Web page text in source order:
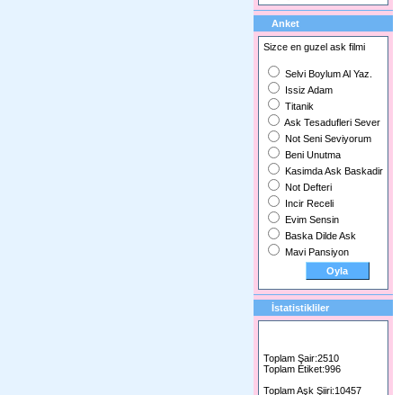
Anket
Sizce en guzel ask filmi
Selvi Boylum Al Yaz.
Issiz Adam
Titanik
Ask Tesadufleri Sever
Not Seni Seviyorum
Beni Unutma
Kasimda Ask Baskadir
Not Defteri
Incir Receli
Evim Sensin
Baska Dilde Ask
Mavi Pansiyon
İstatistikliler
Toplam Şair:2510
Toplam Etiket:996
Toplam Aşk Şiiri:10457